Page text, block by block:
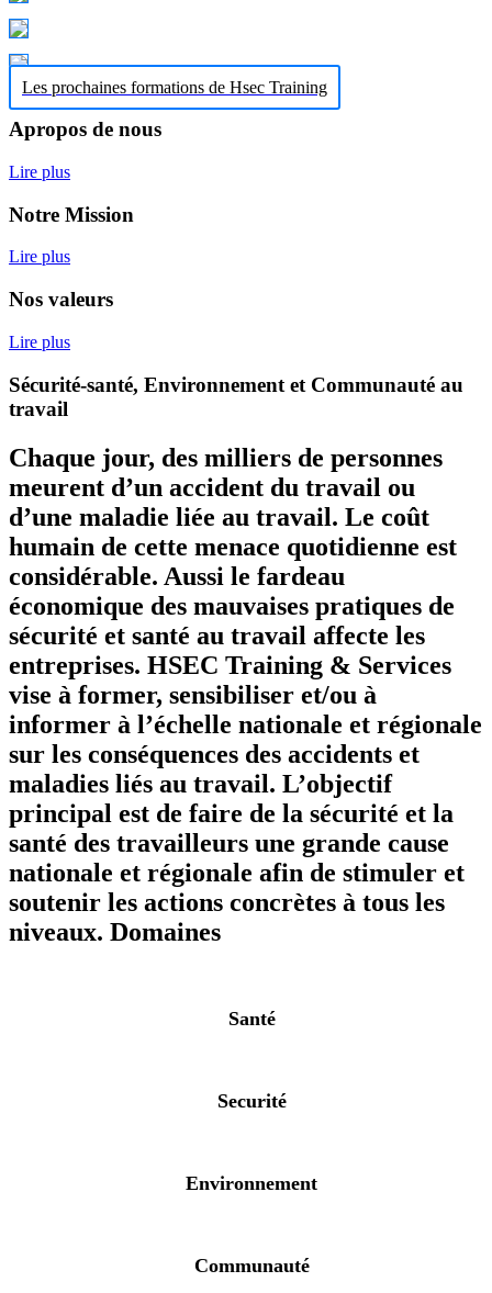
Les prochaines formations de Hsec Training
Apropos de nous
Lire plus
Notre Mission
Lire plus
Nos valeurs
Lire plus
Sécurité-santé, Environnement et Communauté au
travail
Chaque jour, des milliers de personnes
meurent d’un accident du travail ou
d’une maladie liée au travail. Le coût
humain de cette menace quotidienne est
considérable. Aussi le fardeau
économique des mauvaises pratiques de
sécurité et santé au travail affecte les
entreprises. HSEC Training & Services
vise à former, sensibiliser et/ou à
informer à l’échelle nationale et régionale
sur les conséquences des accidents et
maladies liés au travail. L’objectif
principal est de faire de la sécurité et la
santé des travailleurs une grande cause
nationale et régionale afin de stimuler et
soutenir les actions concrètes à tous les
niveaux. Domaines
Santé
Securité
Environnement
Communauté